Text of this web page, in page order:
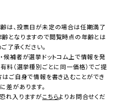
は、投票日が未定の場合は任期満了
となりますので閲覧時点の年齢とは
了承ください。
補者が選挙ドットコム上で情報を発
料（選挙種別ごとに同一価格）でご提
はご自身で情報を書き込むことができ
差があります。
れ入りますがこちらよりお問合せくだ